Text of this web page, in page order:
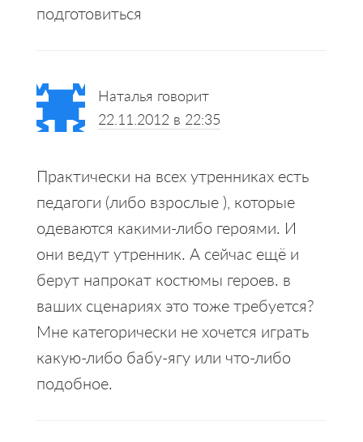
подготовиться
Наталья говорит
22.11.2012 в 22:35
Практически на всех утренниках есть
педагоги (либо взрослые ), которые
одеваются какими-либо героями. И
они ведут утренник. А сейчас ещё и
берут напрокат костюмы героев. в
ваших сценариях это тоже требуется?
Мне категорически не хочется играть
какую-либо бабу-ягу или что-либо
подобное.